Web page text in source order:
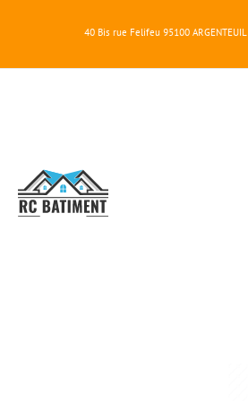
40 Bis rue Felifeu 95100 ARGENTEUIL
RC
BATIMENT